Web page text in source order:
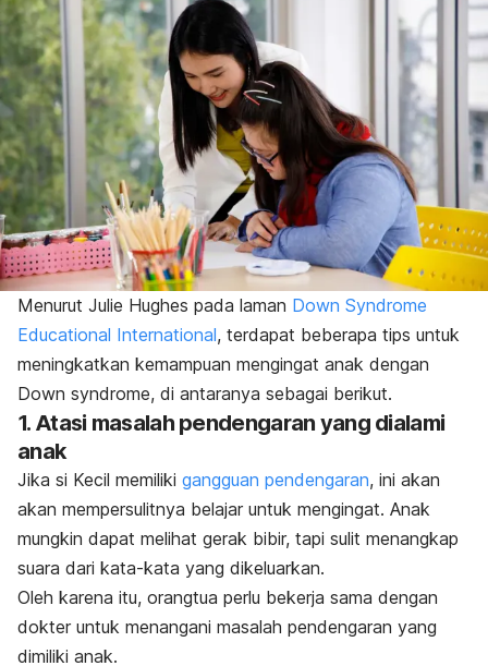
Menurut Julie Hughes pada laman Down Syndrome
Educational International, terdapat beberapa tips untuk
meningkatkan kemampuan mengingat anak dengan
Down syndrome, di antaranya sebagai berikut.
1. Atasi masalah pendengaran yang dialami
anak
Jika si Kecil memiliki gangguan pendengaran, ini akan
akan mempersulitnya belajar untuk mengingat. Anak
mungkin dapat melihat gerak bibir, tapi sulit menangkap
suara dari kata-kata yang dikeluarkan.
Oleh karena itu, orangtua perlu bekerja sama dengan
dokter untuk menangani masalah pendengaran yang
dimiliki anak.